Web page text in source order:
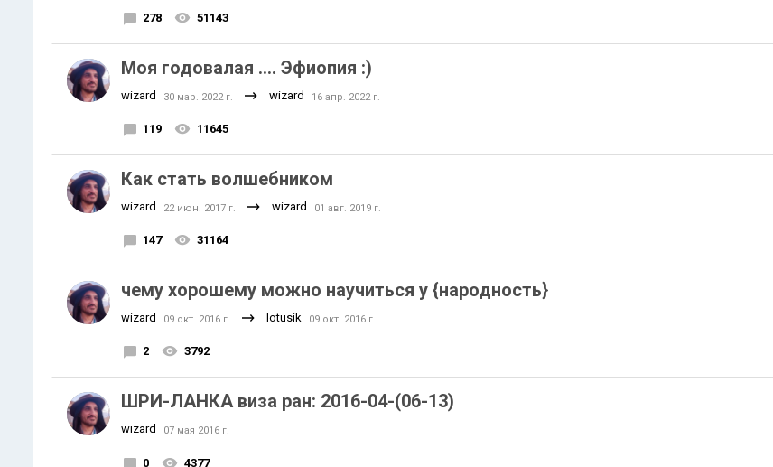
278 51143
Moя годовалая .... Эфиопия :)
wizard 30 мар. 2022 г. wizard 16 апр. 2022 г.
119 11645
Как стать волшебником
wizard 22 июн. 2017 г. wizard 01 авг. 2019 г.
147 31164
чему хорошему можно научиться у {народность}
wizard 09 окт. 2016 г. lotusik 09 окт. 2016 г.
2 3792
ШРИ-ЛАНКА виза ран: 2016-04-(06-13)
wizard 07 мая 2016 г.
0 4377